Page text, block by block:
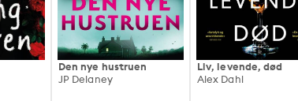
Den nye hustruen
JP Delaney
Liv, levende, død
Alex Dahl